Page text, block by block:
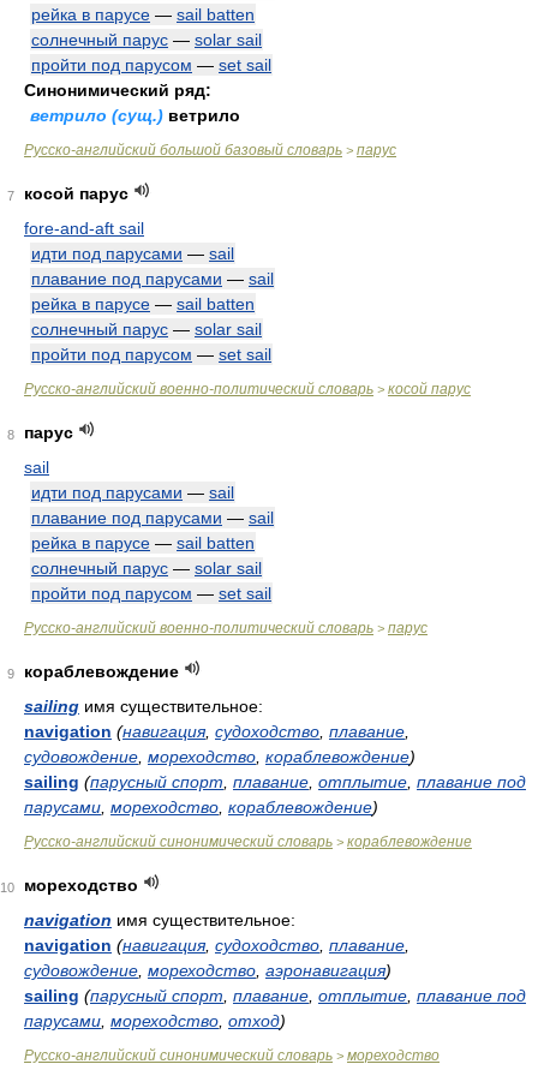
рейка в парусе — sail batten
солнечный парус — solar sail
пройти под парусом — set sail
Синонимический ряд:
ветрило (сущ.) ветрило
Русско-английский большой базовый словарь > парус
7
косой парус
fore-and-aft sail
идти под парусами — sail
плавание под парусами — sail
рейка в парусе — sail batten
солнечный парус — solar sail
пройти под парусом — set sail
Русско-английский военно-политический словарь > косой парус
8
парус
sail
идти под парусами — sail
плавание под парусами — sail
рейка в парусе — sail batten
солнечный парус — solar sail
пройти под парусом — set sail
Русско-английский военно-политический словарь > парус
9
кораблевождение
sailing имя существительное:
navigation (навигация, судоходство плавание
судовождение мореходство кораблевождение)
sailing (парусный спорт плавание отплытие плавание под
парусами мореходство кораблевождение)
Русско-английский синонимический словарь > кораблевождение
10
мореходство
navigation имя существительное:
navigation (навигация, судоходство плавание
судовождение мореходство аэронавигация)
sailing (парусный спорт плавание отплытие плавание под
парусами мореходство отход)
Русско-английский синонимический словарь > мореходство